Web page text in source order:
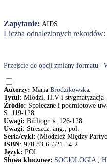
Zapytanie: AIDS
Liczba odnalezionych rekordów:
Przejście do opcji zmiany formatu
Autorzy: Maria Brodzikowska.
Tytuł: Młodzi, HIV i stygmatyzacja
Źródło: Społeczne i podmiotowe
S. 119-128
Uwagi: Bibliogr. s. 126-128
Uwagi: Streszcz. ang., pol.
Seria/cykl: (Młodzież Między
ISBN: 978-83-65621-54-2
Język: POL
Słowa kluczowe: SOCJOLOGIA;